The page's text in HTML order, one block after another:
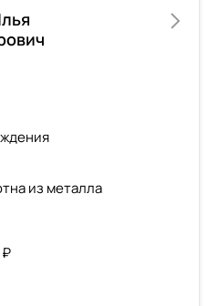
из металла
₽